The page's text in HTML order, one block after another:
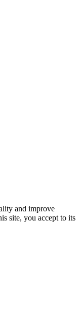
and improve
site, you accept to its